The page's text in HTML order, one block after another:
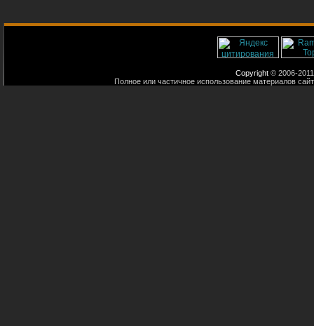
Copyright © 2006-
Полное или частичное использование материалов